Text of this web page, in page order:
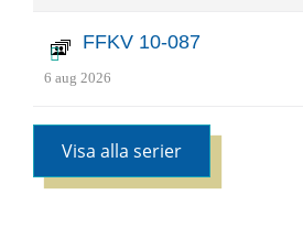
FFKV 10-087
6 aug 2026
Visa alla serier